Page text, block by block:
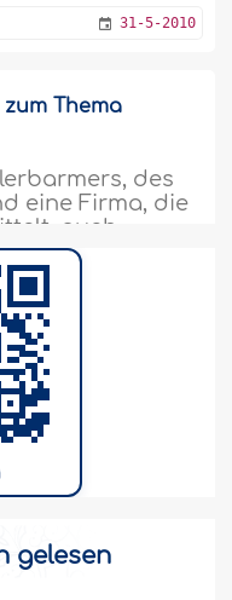
31-5-2010
Thema
des
eine Firma, die
auch
die
je nach
es nun über die
im direkten
zwischen uns..
gelesen